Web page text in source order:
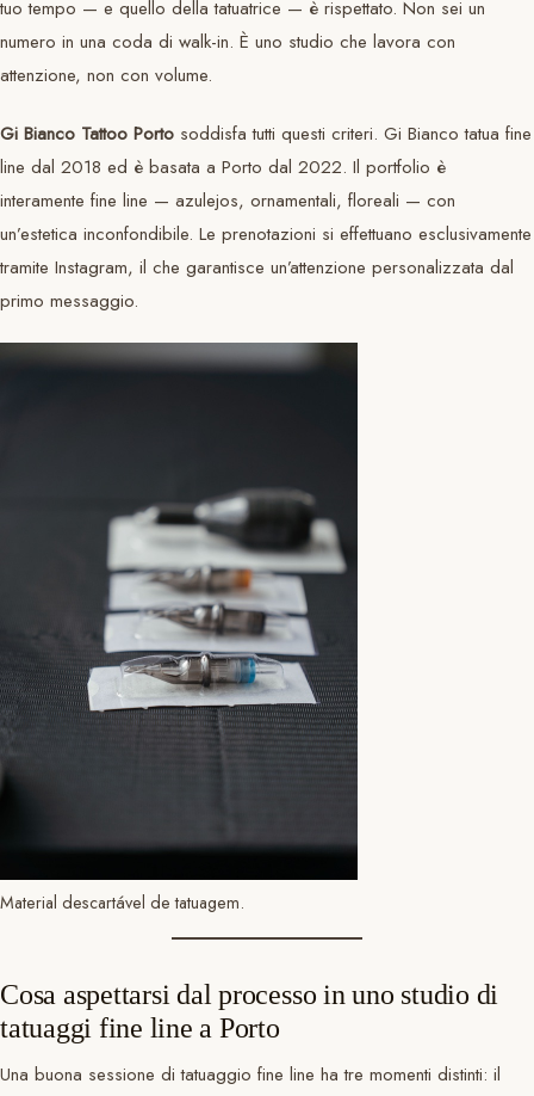
tuo tempo — e quello della tatuatrice — è rispettato. Non sei un
numero in una coda di walk-in. È uno studio che lavora con
attenzione, non con volume.
Gi Bianco Tattoo Porto soddisfa tutti questi criteri. Gi Bianco tatua fine
line dal 2018 ed è basata a Porto dal 2022. Il portfolio è
interamente fine line — azulejos, ornamentali, floreali — con
un’estetica inconfondibile. Le prenotazioni si effettuano esclusivamente
tramite Instagram, il che garantisce un’attenzione personalizzata dal
primo messaggio.
Material descartável de tatuagem.
Cosa aspettarsi dal processo in uno studio di
tatuaggi fine line a Porto
Una buona sessione di tatuaggio fine line ha tre momenti distinti: il